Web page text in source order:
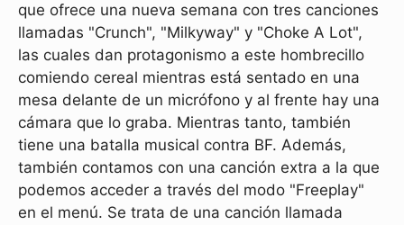
que ofrece una nueva semana con tres canciones
llamadas "Crunch", "Milkyway" y "Choke A Lot",
las cuales dan protagonismo a este hombrecillo
comiendo cereal mientras está sentado en una
mesa delante de un micrófono y al frente hay una
cámara que lo graba. Mientras tanto, también
tiene una batalla musical contra BF. Además,
también contamos con una canción extra a la que
podemos acceder a través del modo "Freeplay"
en el menú. Se trata de una canción llamada